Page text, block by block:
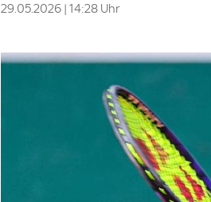
29.05.2026 | 14:28 Uhr